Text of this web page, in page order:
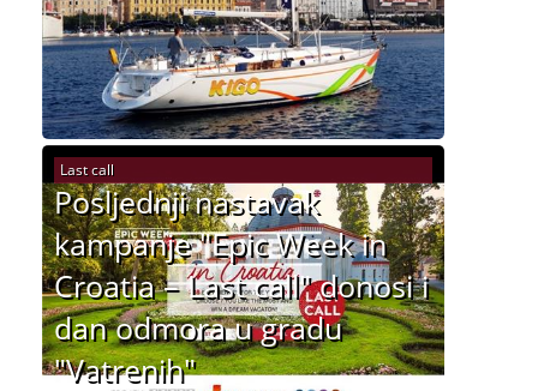
Posljednji nastavak
kampanje "Epic Week in
Croatia – Last call" donosi i
dan odmora u gradu
"Vatrenih"
Last call